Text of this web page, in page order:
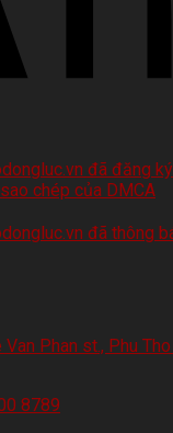
Phan st., Phu Tho
8789